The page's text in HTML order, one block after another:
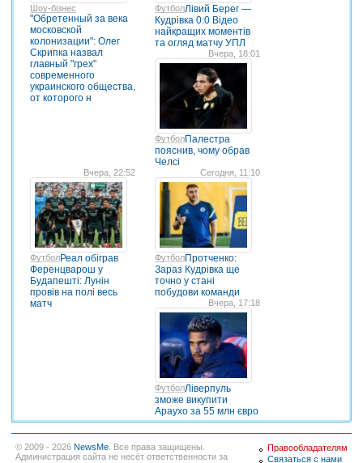
Шоу-бізнес
"Обретенный за века
московской
колонизации": Олег
Скрипка назвал
главный "грех"
современного
украинского общества,
от которого н
ФутболЛівий Берег —
Кудрівка 0:0 Відео
найкращих моментів
та огляд матчу УПЛ
Вчера, 18:01
ФутболПалестра
пояснив, чому обрав
Челсі
Вчера, 22:52
ФутболРеал обіграв
Ференцварош у
Будапешті: Лунін
провів на полі весь
матч
Сегодня, 11:10
ФутболПротченко:
Зараз Кудрівка ще
точно у стані
побудови команди
Вчера, 17:18
ФутболЛіверпуль
зможе викупити
Араухо за 55 млн євро
© 2009 - 2026 NewsMe . Все права защищены.
Администрация сайта не несёт ответственности за
Правообладателям
Связаться с нами